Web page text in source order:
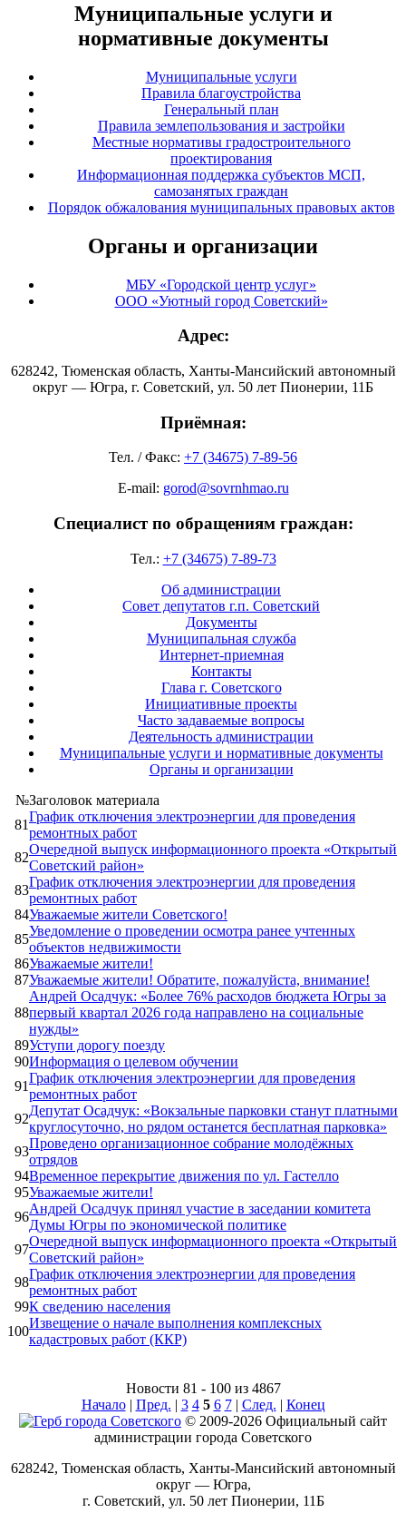
Муниципальные услуги и
нормативные документы
Муниципальные услуги
Правила благоустройства
Генеральный план
Правила землепользования и застройки
Местные нормативы градостроительного
проектирования
Информационная поддержка субъектов МСП,
самозанятых граждан
Порядок обжалования муниципальных правовых актов
Органы и организации
МБУ «Городской центр услуг»
ООО «Уютный город Советский»
Адрес:
628242, Тюменская область, Ханты-Мансийский автономный
округ — Югра, г. Советский, ул. 50 лет Пионерии, 11Б
Приёмная:
Тел. / Факс: +7 (34675) 7-89-56
E-mail: gorod@sovrnhmao.ru
Специалист по обращениям граждан:
Тел.: +7 (34675) 7-89-73
Об администрации
Совет депутатов г.п. Советский
Документы
Муниципальная служба
Интернет-приемная
Контакты
Глава г. Советского
Инициативные проекты
Часто задаваемые вопросы
Деятельность администрации
Муниципальные услуги и нормативные документы
Органы и организации
№Заголовок материала
81
График отключения электроэнергии для проведения
ремонтных работ
82
Очередной выпуск информационного проекта «Открытый
Советский район»
83
График отключения электроэнергии для проведения
ремонтных работ
84Уважаемые жители Советского!
85
Уведомление о проведении осмотра ранее учтенных
объектов недвижимости
86Уважаемые жители!
87Уважаемые жители! Обратите, пожалуйста, внимание!
88
Андрей Осадчук: «Более 76% расходов бюджета Югры за
первый квартал 2026 года направлено на социальные
нужды»
89Уступи дорогу поезду
90Информация о целевом обучении
91
График отключения электроэнергии для проведения
ремонтных работ
92
Депутат Осадчук: «Вокзальные парковки станут платными
круглосуточно, но рядом останется бесплатная парковка»
93
Проведено организационное собрание молодёжных
отрядов
94Временное перекрытие движения по ул. Гастелло
95Уважаемые жители!
96
Андрей Осадчук принял участие в заседании комитета
Думы Югры по экономической политике
97
Очередной выпуск информационного проекта «Открытый
Советский район»
98
График отключения электроэнергии для проведения
ремонтных работ
99К сведению населения
100
Извещение о начале выполнения комплексных
кадастровых работ (ККР)
Новости 81 - 100 из 4867
Начало| Пред. | 3 4 5 6 7| След. | Конец
© 2009-2026 Официальный сайт
администрации города Советского
628242, Тюменская область, Ханты-Мансийский автономный
округ — Югра,
г. Советский, ул. 50 лет Пионерии, 11Б